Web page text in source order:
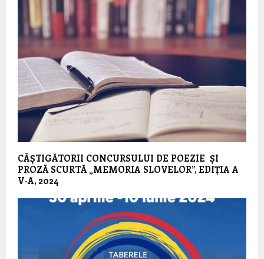
CÂȘTIGĂTORII CONCURSULUI DE POEZIE ȘI
PROZĂ SCURTĂ „MEMORIA SLOVELOR”, EDIȚIA A
V-A, 2024